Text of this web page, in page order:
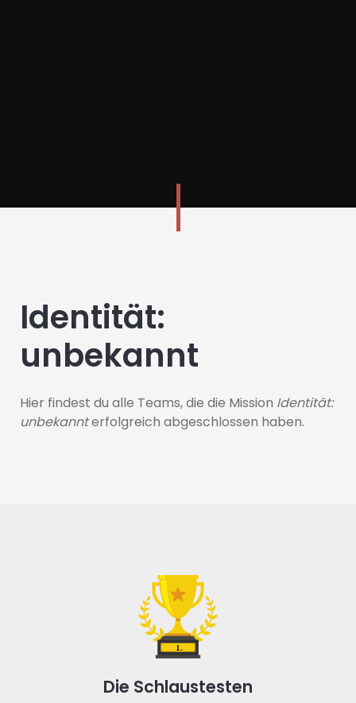
Identität:
unbekannt
Hier findest du alle Teams, die die Mission Identität:
unbekannterfolgreich abgeschlossen haben.
Die Schlaustesten